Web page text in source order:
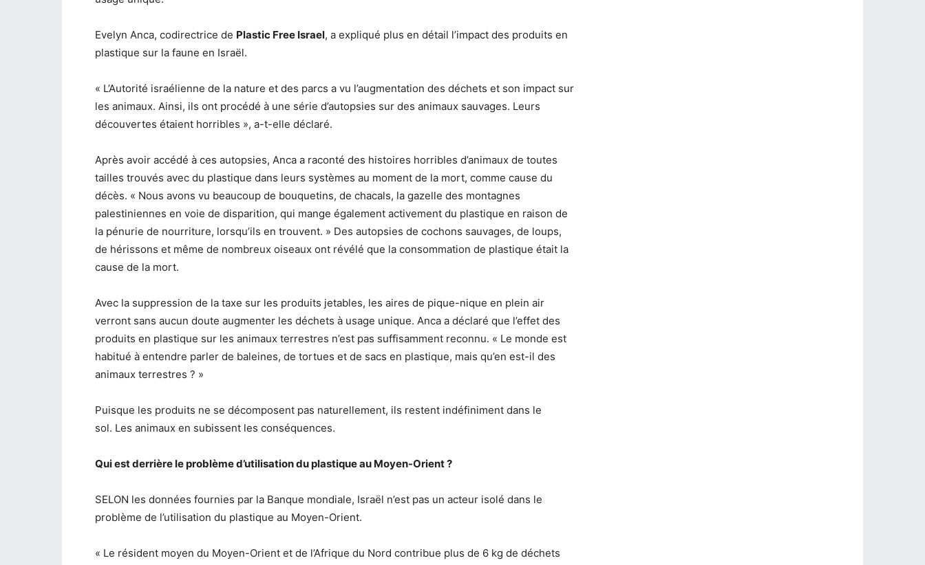
Evelyn Anca, codirectrice de Plastic Free Israel, a expliqué plus en détail l’impact des produits en
plastique sur la faune en Israël.
« L’Autorité israélienne de la nature et des parcs a vu l’augmentation des déchets et son impact sur
les animaux. Ainsi, ils ont procédé à une série d’autopsies sur des animaux sauvages. Leurs
découvertes étaient horribles », a-t-elle déclaré.
Après avoir accédé à ces autopsies, Anca a raconté des histoires horribles d’animaux de toutes
tailles trouvés avec du plastique dans leurs systèmes au moment de la mort, comme cause du
décès. « Nous avons vu beaucoup de bouquetins, de chacals, la gazelle des montagnes
palestiniennes en voie de disparition, qui mange également activement du plastique en raison de
la pénurie de nourriture, lorsqu’ils en trouvent. » Des autopsies de cochons sauvages, de loups,
de hérissons et même de nombreux oiseaux ont révélé que la consommation de plastique était la
cause de la mort.
Avec la suppression de la taxe sur les produits jetables, les aires de pique-nique en plein air
verront sans aucun doute augmenter les déchets à usage unique. Anca a déclaré que l’effet des
produits en plastique sur les animaux terrestres n’est pas suffisamment reconnu. « Le monde est
habitué à entendre parler de baleines, de tortues et de sacs en plastique, mais qu’en est-il des
animaux terrestres ? »
Puisque les produits ne se décomposent pas naturellement, ils restent indéfiniment dans le
sol. Les animaux en subissent les conséquences.
Qui est derrière le problème d’utilisation du plastique au Moyen-Orient ?
SELON les données fournies par la Banque mondiale, Israël n’est pas un acteur isolé dans le
problème de l’utilisation du plastique au Moyen-Orient.
« Le résident moyen du Moyen-Orient et de l’Afrique du Nord contribue plus de 6 kg de déchets